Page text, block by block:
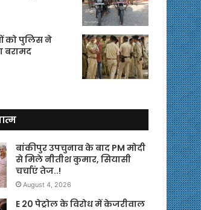
को पुलिस ने
बरामद
बांकीपुर उपचुनाव के बाद PM मोदी
से मिले नीतीश कुमार, सियासी
चर्चाएं तेज..!
August 4, 2026
E 20 पेट्रोल के विरोध में केजरीवाल